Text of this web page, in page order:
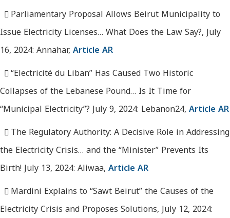
Parliamentary Proposal Allows Beirut Municipality to
Issue Electricity Licenses… What Does the Law Say?, July
16, 2024: Annahar,Article AR
“Electricité du Liban” Has Caused Two Historic
Collapses of the Lebanese Pound… Is It Time for
“Municipal Electricity”? July 9, 2024: Lebanon24,Article AR
The Regulatory Authority: A Decisive Role in Addressing
the Electricity Crisis… and the “Minister” Prevents Its
Birth! July 13, 2024: Aliwaa,Article AR
Mardini Explains to “Sawt Beirut” the Causes of the
Electricity Crisis and Proposes Solutions, July 12, 2024: